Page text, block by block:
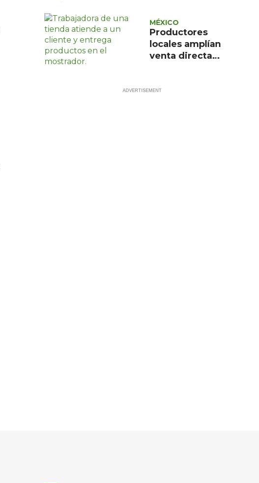
MÉXICO
Productores
locales amplían
venta directa